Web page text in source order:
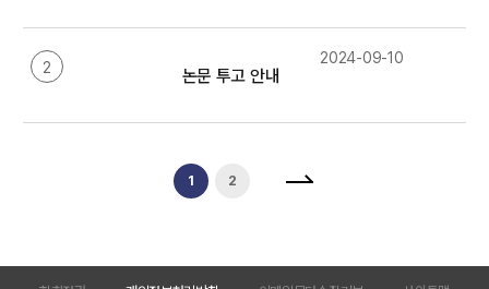
2 논문 투고 안내
2024-09-10
1 2